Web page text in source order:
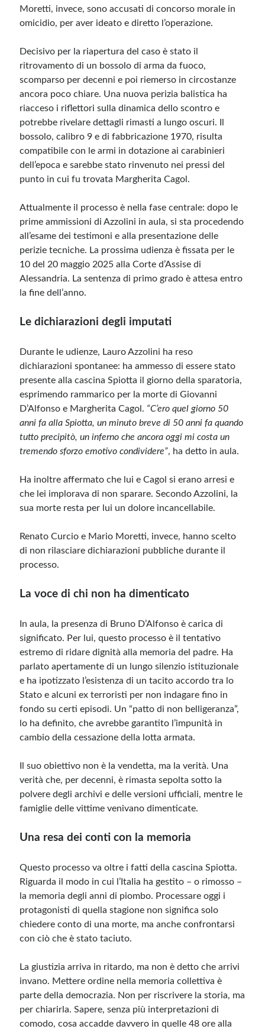
Moretti, invece, sono accusati di concorso morale in
omicidio, per aver ideato e diretto l’operazione.
Decisivo per la riapertura del caso è stato il
ritrovamento di un bossolo di arma da fuoco,
scomparso per decenni e poi riemerso in circostanze
ancora poco chiare. Una nuova perizia balistica ha
riacceso i riflettori sulla dinamica dello scontro e
potrebbe rivelare dettagli rimasti a lungo oscuri. Il
bossolo, calibro 9 e di fabbricazione 1970, risulta
compatibile con le armi in dotazione ai carabinieri
dell’epoca e sarebbe stato rinvenuto nei pressi del
punto in cui fu trovata Margherita Cagol.
Attualmente il processo è nella fase centrale: dopo le
prime ammissioni di Azzolini in aula, si sta procedendo
all’esame dei testimoni e alla presentazione delle
perizie tecniche. La prossima udienza è fissata per le
10 del 20 maggio 2025 alla Corte d’Assise di
Alessandria. La sentenza di primo grado è attesa entro
la fine dell’anno.
Le dichiarazioni degli imputati
Durante le udienze, Lauro Azzolini ha reso
dichiarazioni spontanee: ha ammesso di essere stato
presente alla cascina Spiotta il giorno della sparatoria,
esprimendo rammarico per la morte di Giovanni
D’Alfonso e Margherita Cagol. “C’ero quel giorno 50
anni fa alla Spiotta, un minuto breve di 50 anni fa quando
tutto precipitò, un inferno che ancora oggi mi costa un
tremendo sforzo emotivo condividere”, ha detto in aula.
Ha inoltre affermato che lui e Cagol si erano arresi e
che lei implorava di non sparare. Secondo Azzolini, la
sua morte resta per lui un dolore incancellabile.
Renato Curcio e Mario Moretti, invece, hanno scelto
di non rilasciare dichiarazioni pubbliche durante il
processo.
La voce di chi non ha dimenticato
In aula, la presenza di Bruno D’Alfonso è carica di
significato. Per lui, questo processo è il tentativo
estremo di ridare dignità alla memoria del padre. Ha
parlato apertamente di un lungo silenzio istituzionale
e ha ipotizzato l’esistenza di un tacito accordo tra lo
Stato e alcuni ex terroristi per non indagare fino in
fondo su certi episodi. Un “patto di non belligeranza”,
lo ha definito, che avrebbe garantito l’impunità in
cambio della cessazione della lotta armata.
Il suo obiettivo non è la vendetta, ma la verità. Una
verità che, per decenni, è rimasta sepolta sotto la
polvere degli archivi e delle versioni ufficiali, mentre le
famiglie delle vittime venivano dimenticate.
Una resa dei conti con la memoria
Questo processo va oltre i fatti della cascina Spiotta.
Riguarda il modo in cui l’Italia ha gestito – o rimosso –
la memoria degli anni di piombo. Processare oggi i
protagonisti di quella stagione non significa solo
chiedere conto di una morte, ma anche confrontarsi
con ciò che è stato taciuto.
La giustizia arriva in ritardo, ma non è detto che arrivi
invano. Mettere ordine nella memoria collettiva è
parte della democrazia. Non per riscrivere la storia, ma
per chiarirla. Sapere, senza più interpretazioni di
comodo, cosa accadde davvero in quelle 48 ore alla